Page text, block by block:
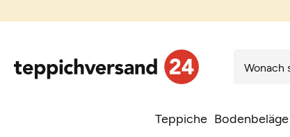
Teppiche Bodenbeläge